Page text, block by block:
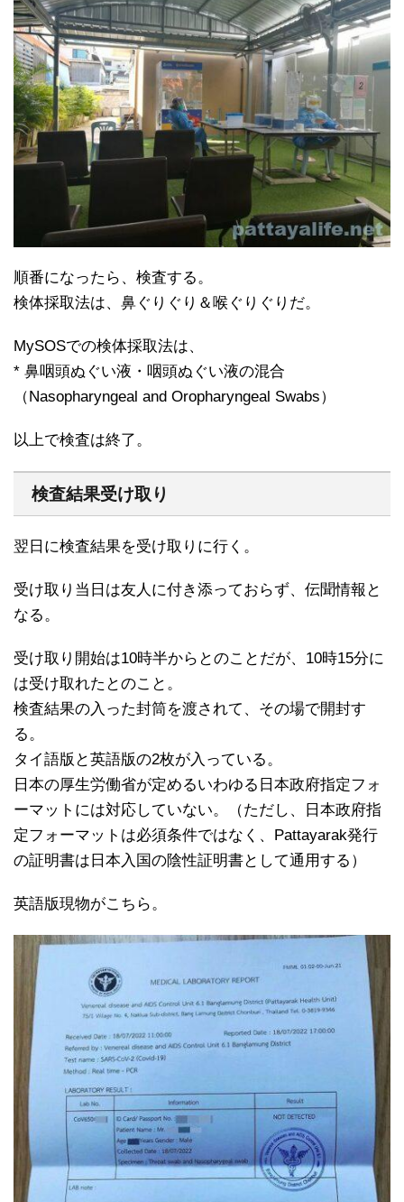
順番になったら、検査する。
検体採取法は、鼻ぐりぐり＆喉ぐりぐりだ。
MySOSでの検体採取法は、
* 鼻咽頭ぬぐい液・咽頭ぬぐい液の混合
（Nasopharyngeal and Oropharyngeal Swabs）
以上で検査は終了。
検査結果受け取り
翌日に検査結果を受け取りに行く。
受け取り当日は友人に付き添っておらず、伝聞情報と
なる。
受け取り開始は10時半からとのことだが、10時15分に
は受け取れたとのこと。
検査結果の入った封筒を渡されて、その場で開封す
る。
タイ語版と英語版の2枚が入っている。
日本の厚生労働省が定めるいわゆる日本政府指定フォ
ーマットには対応していない。（ただし、日本政府指
定フォーマットは必須条件ではなく、Pattayarak発行
の証明書は日本入国の陰性証明書として通用する）
英語版現物がこちら。